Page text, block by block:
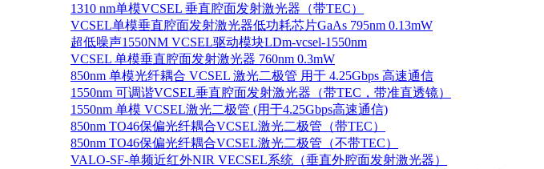
1310 nm单模VCSEL 垂直腔面发射激光器（带TEC）
VCSEL单模垂直腔面发射激光器低功耗芯片GaAs 795nm 0.13mW
超低噪声1550NM VCSEL驱动模块LDm-vcsel-1550nm
VCSEL 单模垂直腔面发射激光器 760nm 0.3mW
850nm 单模光纤耦合 VCSEL 激光二极管 用于 4.25Gbps 高速通信
1550nm 可调谐VCSEL垂直腔面发射激光器（带TEC，带准直透镜）
1550nm 单模 VCSEL激光二极管 (用于4.25Gbps高速通信)
850nm TO46保偏光纤耦合VCSEL激光二极管（带TEC）
850nm TO46保偏光纤耦合VCSEL激光二极管（不带TEC）
VALO-SF-单频近红外NIR VECSEL系统（垂直外腔面发射激光器）